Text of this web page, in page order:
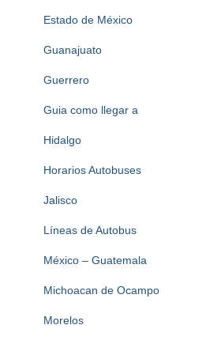
Estado de México
Guanajuato
Guerrero
Guia como llegar a
Hidalgo
Horarios Autobuses
Jalisco
Líneas de Autobus
México – Guatemala
Michoacan de Ocampo
Morelos